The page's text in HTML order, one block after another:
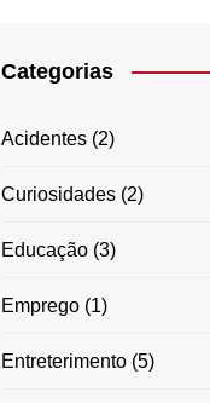
Categorias
Acidentes (2)
Curiosidades (2)
Educação (3)
Emprego (1)
Entreterimento (5)